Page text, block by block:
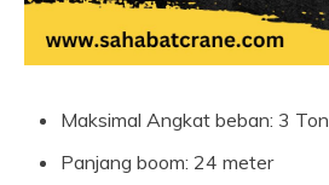
Maksimal Angkat beban: 3 Ton
Panjang boom: 24 meter